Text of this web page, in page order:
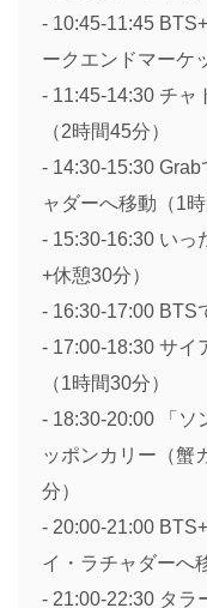
- 10:45-11:45
ークエンドマーケ
- 11:45-14:30 チャ
（2時間45分）
- 14:30-15:30
ャダーへ移動（1時
- 15:30-16:30 いっ
+休憩30分）
- 16:30-17:00 BTS
- 17:00-18:30 サイ
（1時間30分）
- 18:30-20:00 「ソ
ッポンカリー（蟹
分）
- 20:00-21:00
イ・ラチャダーへ
- 21:00-22:30 タラ